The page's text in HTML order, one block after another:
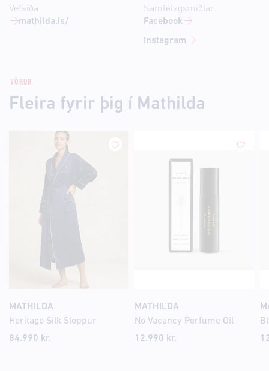
Vefsíða
mathilda.is/
Samfélagsmiðlar
Facebook
Instagram
VÖRUR
Fleira fyrir þig í Mathilda
MATHILDA
Heritage Silk Sloppur
84.990 kr.
MATHILDA
No Vacancy Perfume Oil
12.990 kr.